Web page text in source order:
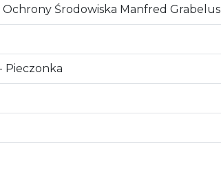
Środowiska Manfred Grabelus
Pieczonka